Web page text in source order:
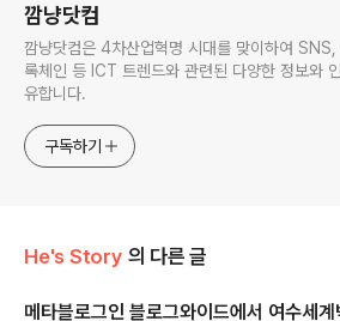
깜냥닷컴
깜냥닷컴은 4차산업혁명 시대를 맞이하여
록체인 등 ICT 트렌드와 관련된 다양한 정보와
유합니다.
구독하기
He's Story 의 다른 글
메타블로그인 블로그와이드에서 여수세계